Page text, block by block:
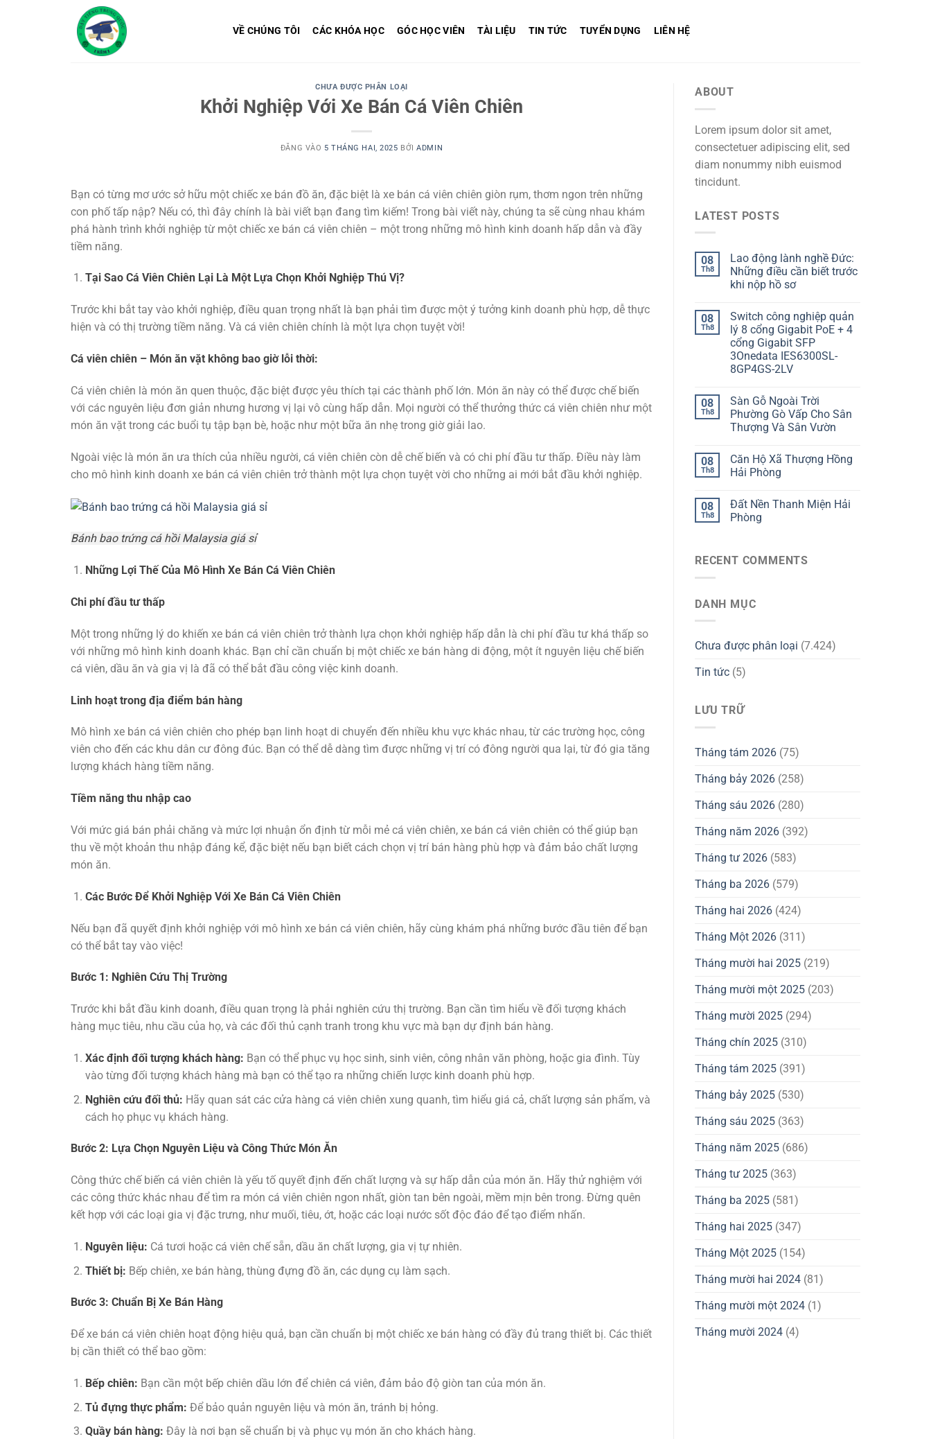
VỀ CHÚNG TÔI CÁC KHÓA HỌC GÓC HỌC VIÊN TÀI LIỆU TIN TỨC TUYỂN DỤNG LIÊN HỆ
CHƯA ĐƯỢC PHÂN LOẠI
Khởi Nghiệp Với Xe Bán Cá Viên Chiên
ĐĂNG VÀO 5 THÁNG HAI, 2025 BỞIADMIN
Bạn có từng mơ ước sở hữu một chiếc xe bán đồ ăn, đặc biệt là xe bán cá viên chiên giòn rụm, thơm ngon trên những
con phố tấp nập? Nếu có, thì đây chính là bài viết bạn đang tìm kiếm! Trong bài viết này, chúng ta sẽ cùng nhau khám
phá hành trình khởi nghiệp từ một chiếc xe bán cá viên chiên – một trong những mô hình kinh doanh hấp dẫn và đầy
tiềm năng.
Tại Sao Cá Viên Chiên Lại Là Một Lựa Chọn Khởi Nghiệp Thú Vị?
Trước khi bắt tay vào khởi nghiệp, điều quan trọng nhất là bạn phải tìm được một ý tưởng kinh doanh phù hợp, dễ thực
hiện và có thị trường tiềm năng. Và cá viên chiên chính là một lựa chọn tuyệt vời!
Cá viên chiên – Món ăn vặt không bao giờ lỗi thời:
Cá viên chiên là món ăn quen thuộc, đặc biệt được yêu thích tại các thành phố lớn. Món ăn này có thể được chế biến
với các nguyên liệu đơn giản nhưng hương vị lại vô cùng hấp dẫn. Mọi người có thể thưởng thức cá viên chiên như một
món ăn vặt trong các buổi tụ tập bạn bè, hoặc như một bữa ăn nhẹ trong giờ giải lao.
Ngoài việc là món ăn ưa thích của nhiều người, cá viên chiên còn dễ chế biến và có chi phí đầu tư thấp. Điều này làm
cho mô hình kinh doanh xe bán cá viên chiên trở thành một lựa chọn tuyệt vời cho những ai mới bắt đầu khởi nghiệp.
Bánh bao trứng cá hồi Malaysia giá sỉ
Những Lợi Thế Của Mô Hình Xe Bán Cá Viên Chiên
Chi phí đầu tư thấp
Một trong những lý do khiến xe bán cá viên chiên trở thành lựa chọn khởi nghiệp hấp dẫn là chi phí đầu tư khá thấp so
với những mô hình kinh doanh khác. Bạn chỉ cần chuẩn bị một chiếc xe bán hàng di động, một ít nguyên liệu chế biến
cá viên, dầu ăn và gia vị là đã có thể bắt đầu công việc kinh doanh.
Linh hoạt trong địa điểm bán hàng
Mô hình xe bán cá viên chiên cho phép bạn linh hoạt di chuyển đến nhiều khu vực khác nhau, từ các trường học, công
viên cho đến các khu dân cư đông đúc. Bạn có thể dễ dàng tìm được những vị trí có đông người qua lại, từ đó gia tăng
lượng khách hàng tiềm năng.
Tiềm năng thu nhập cao
Với mức giá bán phải chăng và mức lợi nhuận ổn định từ mỗi mẻ cá viên chiên, xe bán cá viên chiên có thể giúp bạn
thu về một khoản thu nhập đáng kể, đặc biệt nếu bạn biết cách chọn vị trí bán hàng phù hợp và đảm bảo chất lượng
món ăn.
Các Bước Để Khởi Nghiệp Với Xe Bán Cá Viên Chiên
Nếu bạn đã quyết định khởi nghiệp với mô hình xe bán cá viên chiên, hãy cùng khám phá những bước đầu tiên để bạn
có thể bắt tay vào việc!
Bước 1: Nghiên Cứu Thị Trường
Trước khi bắt đầu kinh doanh, điều quan trọng là phải nghiên cứu thị trường. Bạn cần tìm hiểu về đối tượng khách
hàng mục tiêu, nhu cầu của họ, và các đối thủ cạnh tranh trong khu vực mà bạn dự định bán hàng.
Xác định đối tượng khách hàng: Bạn có thể phục vụ học sinh, sinh viên, công nhân văn phòng, hoặc gia đình. Tùy
vào từng đối tượng khách hàng mà bạn có thể tạo ra những chiến lược kinh doanh phù hợp.
Nghiên cứu đối thủ: Hãy quan sát các cửa hàng cá viên chiên xung quanh, tìm hiểu giá cả, chất lượng sản phẩm, và
cách họ phục vụ khách hàng.
Bước 2: Lựa Chọn Nguyên Liệu và Công Thức Món Ăn
Công thức chế biến cá viên chiên là yếu tố quyết định đến chất lượng và sự hấp dẫn của món ăn. Hãy thử nghiệm với
các công thức khác nhau để tìm ra món cá viên chiên ngon nhất, giòn tan bên ngoài, mềm mịn bên trong. Đừng quên
kết hợp với các loại gia vị đặc trưng, như muối, tiêu, ớt, hoặc các loại nước sốt độc đáo để tạo điểm nhấn.
Nguyên liệu: Cá tươi hoặc cá viên chế sẵn, dầu ăn chất lượng, gia vị tự nhiên.
Thiết bị: Bếp chiên, xe bán hàng, thùng đựng đồ ăn, các dụng cụ làm sạch.
Bước 3: Chuẩn Bị Xe Bán Hàng
Để xe bán cá viên chiên hoạt động hiệu quả, bạn cần chuẩn bị một chiếc xe bán hàng có đầy đủ trang thiết bị. Các thiết
bị cần thiết có thể bao gồm:
Bếp chiên: Bạn cần một bếp chiên dầu lớn để chiên cá viên, đảm bảo độ giòn tan của món ăn.
Tủ đựng thực phẩm: Để bảo quản nguyên liệu và món ăn, tránh bị hỏng.
Quầy bán hàng: Đây là nơi bạn sẽ chuẩn bị và phục vụ món ăn cho khách hàng.
ABOUT
Lorem ipsum dolor sit amet,
consectetuer adipiscing elit, sed
diam nonummy nibh euismod
tincidunt.
LATEST POSTS
08
Th8
Lao động lành nghề Đức:
Những điều cần biết trước
khi nộp hồ sơ
08
Th8
Switch công nghiệp quản
lý 8 cổng Gigabit PoE + 4
cổng Gigabit SFP
3Onedata IES6300SL-
8GP4GS-2LV
08
Th8
Sàn Gỗ Ngoài Trời
Phường Gò Vấp Cho Sân
Thượng Và Sân Vườn
08
Th8
Căn Hộ Xã Thượng Hồng
Hải Phòng
08
Th8
Đất Nền Thanh Miện Hải
Phòng
RECENT COMMENTS
DANH MỤC
Chưa được phân loại (7.424)
Tin tức (5)
LƯU TRỮ
Tháng tám 2026 (75)
Tháng bảy 2026 (258)
Tháng sáu 2026 (280)
Tháng năm 2026 (392)
Tháng tư 2026 (583)
Tháng ba 2026 (579)
Tháng hai 2026 (424)
Tháng Một 2026 (311)
Tháng mười hai 2025 (219)
Tháng mười một 2025 (203)
Tháng mười 2025 (294)
Tháng chín 2025 (310)
Tháng tám 2025 (391)
Tháng bảy 2025 (530)
Tháng sáu 2025 (363)
Tháng năm 2025 (686)
Tháng tư 2025 (363)
Tháng ba 2025 (581)
Tháng hai 2025 (347)
Tháng Một 2025 (154)
Tháng mười hai 2024 (81)
Tháng mười một 2024 (1)
Tháng mười 2024 (4)